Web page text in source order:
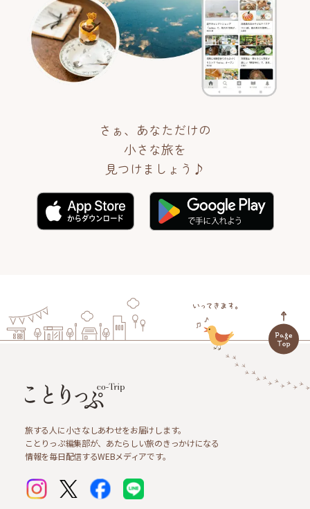
さぁ、あなただけの
小さな旅を
見つけましょう♪
旅する人に小さなしあわせをお届けします。
ことりっぷ編集部が、あたらしい旅のきっかけになる
情報を毎日配信するWEBメディアです。